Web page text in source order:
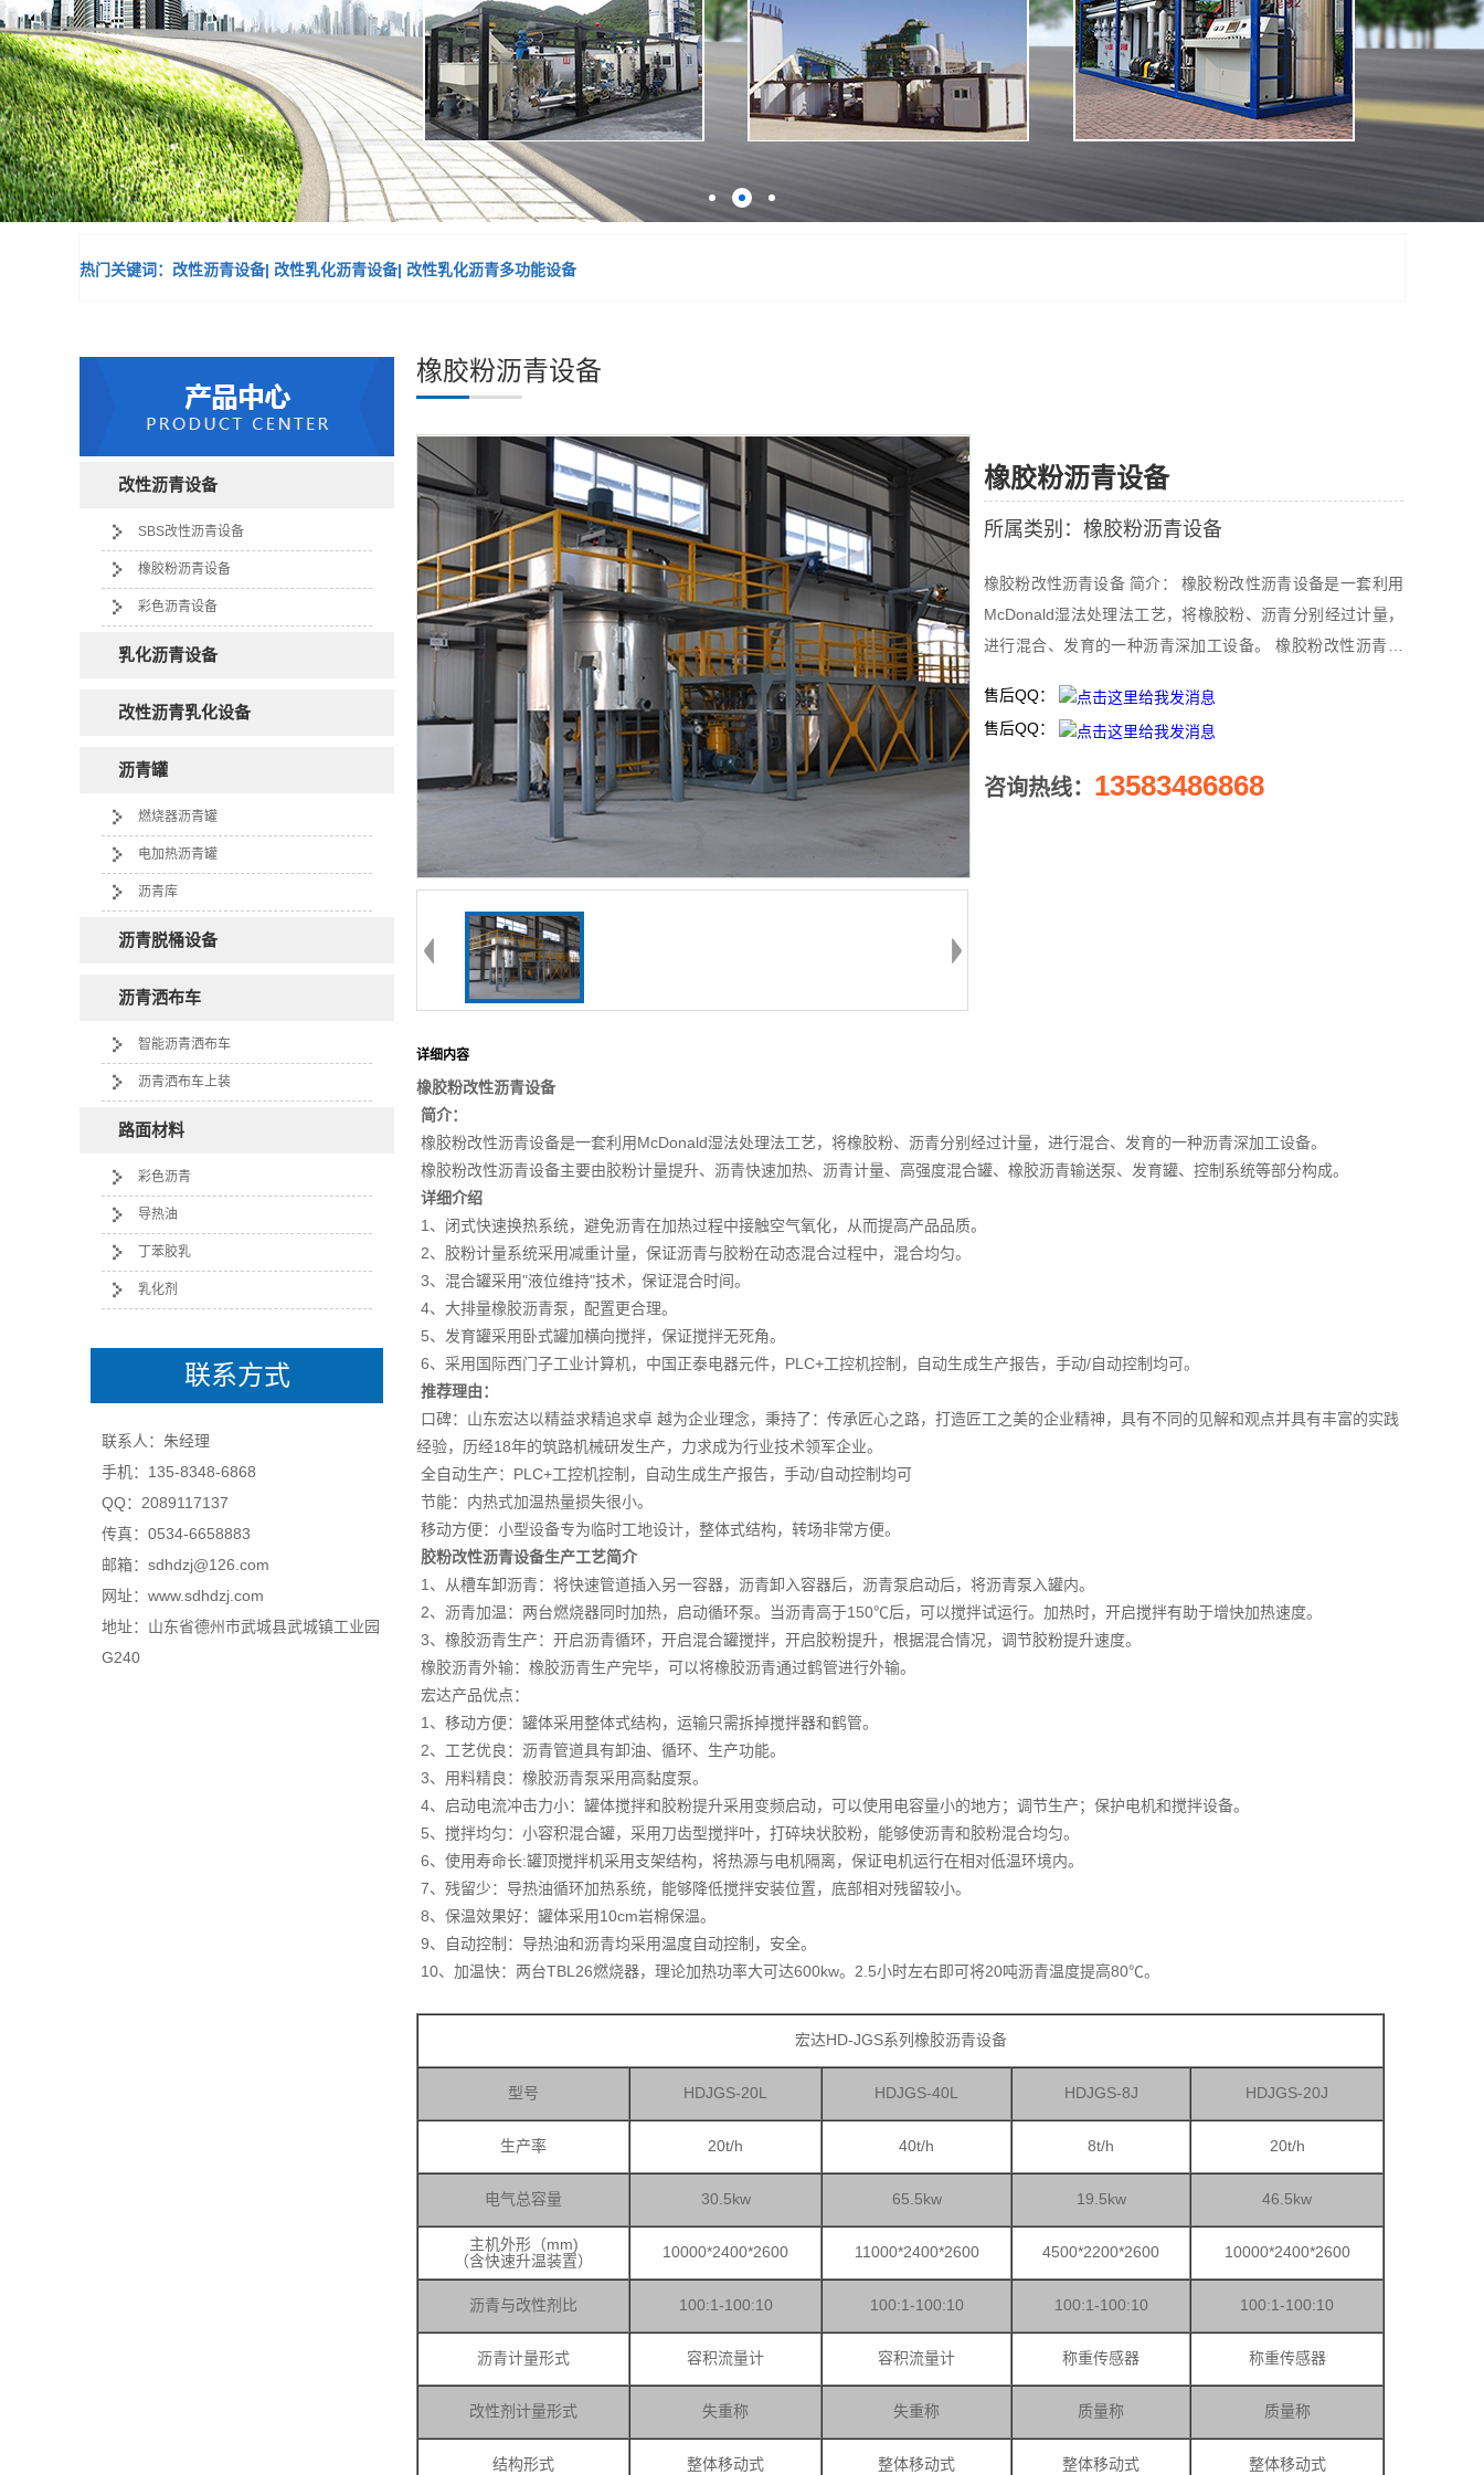
热门关键词：改性沥青设备| 改性乳化沥青设备| 改性乳化沥青多功能设备
改性沥青设备
SBS改性沥青设备
橡胶粉沥青设备
彩色沥青设备
乳化沥青设备
改性沥青乳化设备
沥青罐
燃烧器沥青罐
电加热沥青罐
沥青库
沥青脱桶设备
沥青洒布车
智能沥青洒布车
沥青洒布车上装
路面材料
彩色沥青
导热油
丁苯胶乳
乳化剂
联系方式
联系人：朱经理
手机：135-8348-6868
QQ：2089117137
传真：0534-6658883
邮箱：sdhdzj@126.com
网址：www.sdhdzj.com
地址：山东省德州市武城县武城镇工业园
G240
橡胶粉沥青设备
橡胶粉沥青设备
所属类别：橡胶粉沥青设备
橡胶粉改性沥青设备 简介： 橡胶粉改性沥青设备是一套利用
McDonald湿法处理法工艺，将橡胶粉、沥青分别经过计量，
进行混合、发育的一种沥青深加工设备。 橡胶粉改性沥青设
合罐、橡胶沥青输送泵、发育罐、控制系统等部分构成。 详
细介绍 1、闭式快速换热系统，避免沥青在加热过程中接触空
量，保证沥青与胶粉在动态混合过程中，混合均匀。
售后QQ：
售后QQ：
咨询热线： 13583486868
详细内容
橡胶粉改性沥青设备
简介：
橡胶粉改性沥青设备是一套利用McDonald湿法处理法工艺，将橡胶粉、沥青分别经过计量，进行混合、发育的一种沥青深加工设备。
橡胶粉改性沥青设备主要由胶粉计量提升、沥青快速加热、沥青计量、高强度混合罐、橡胶沥青输送泵、发育罐、控制系统等部分构成。
详细介绍
1、闭式快速换热系统，避免沥青在加热过程中接触空气氧化，从而提高产品品质。
2、胶粉计量系统采用减重计量，保证沥青与胶粉在动态混合过程中，混合均匀。
3、混合罐采用"液位维持"技术，保证混合时间。
4、大排量橡胶沥青泵，配置更合理。
5、发育罐采用卧式罐加横向搅拌，保证搅拌无死角。
6、采用国际西门子工业计算机，中国正泰电器元件，PLC+工控机控制，自动生成生产报告，手动/自动控制均可。
推荐理由：
口碑：山东宏达以精益求精追求卓 越为企业理念，秉持了：传承匠心之路，打造匠工之美的企业精神，具有不同的见解和观点并具有丰富的实践
经验，历经18年的筑路机械研发生产，力求成为行业技术领军企业。
全自动生产：PLC+工控机控制，自动生成生产报告，手动/自动控制均可
节能：内热式加温热量损失很小。
移动方便：小型设备专为临时工地设计，整体式结构，转场非常方便。
胶粉改性沥青设备生产工艺简介
1、从槽车卸沥青：将快速管道插入另一容器，沥青卸入容器后，沥青泵启动后，将沥青泵入罐内。
2、沥青加温：两台燃烧器同时加热，启动循环泵。当沥青高于150℃后，可以搅拌试运行。加热时，开启搅拌有助于增快加热速度。
3、橡胶沥青生产：开启沥青循环，开启混合罐搅拌，开启胶粉提升，根据混合情况，调节胶粉提升速度。
橡胶沥青外输：橡胶沥青生产完毕，可以将橡胶沥青通过鹤管进行外输。
宏达产品优点：
1、移动方便：罐体采用整体式结构，运输只需拆掉搅拌器和鹤管。
2、工艺优良：沥青管道具有卸油、循环、生产功能。
3、用料精良：橡胶沥青泵采用高黏度泵。
4、启动电流冲击力小：罐体搅拌和胶粉提升采用变频启动，可以使用电容量小的地方；调节生产；保护电机和搅拌设备。
5、搅拌均匀：小容积混合罐，采用刀齿型搅拌叶，打碎块状胶粉，能够使沥青和胶粉混合均匀。
6、使用寿命长:罐顶搅拌机采用支架结构，将热源与电机隔离，保证电机运行在相对低温环境内。
7、残留少：导热油循环加热系统，能够降低搅拌安装位置，底部相对残留较小。
8、保温效果好：罐体采用10cm岩棉保温。
9、自动控制：导热油和沥青均采用温度自动控制，安全。
10、加温快：两台TBL26燃烧器，理论加热功率大可达600kw。2.5小时左右即可将20吨沥青温度提高80℃。
宏达HD-JGS系列橡胶沥青设备
型号 HDJGS-20L HDJGS-40L HDJGS-8J HDJGS-20J
生产率 20t/h 40t/h 8t/h 20t/h
电气总容量 30.5kw 65.5kw 19.5kw 46.5kw
主机外形（mm)
（含快速升温装置）
10000*2400*2600 11000*2400*2600 4500*2200*2600 10000*2400*2600
沥青与改性剂比 100:1-100:10 100:1-100:10 100:1-100:10 100:1-100:10
沥青计量形式 容积流量计 容积流量计 称重传感器 称重传感器
改性剂计量形式 失重称 失重称 质量称 质量称
结构形式 整体移动式 整体移动式 整体移动式 整体移动式